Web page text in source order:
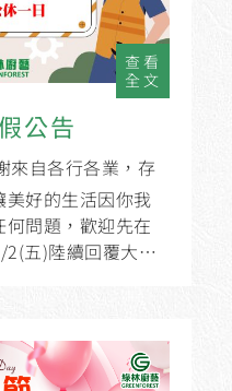
查看
全文
公告
自各行各業，存
好的生活因你我
五)陸續回覆大家